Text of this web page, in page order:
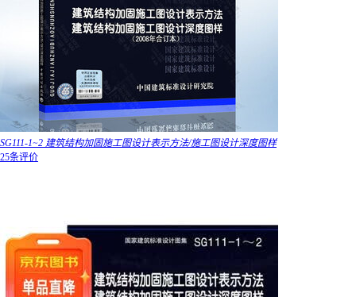
SG111-1~2 建筑结构加固施工图设计表示方法/施工图设计深度图样
25条评价